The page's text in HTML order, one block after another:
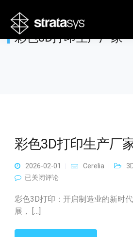
彩色3D打印生产厂家
彩色3D打印生产厂
2026-02-01 Cerelia
彩色3D打印生产厂家
已关闭评论
彩色3D打印：开启制造业的新时
展， […]